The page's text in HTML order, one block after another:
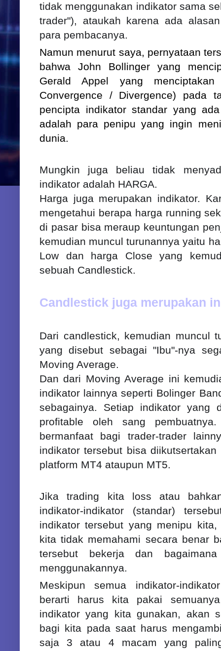
tidak menggunakan indikator sama
trader"), ataukah karena ada
para pembacanya.
Namun menurut saya, pernyataan
bahwa John Bollinger yang
Gerald Appel yang
Convergence / Divergence) pada
pencipta indikator standar yang
adalah para penipu yang ingin
dunia.
Mungkin juga beliau tidak
indikator adalah HARGA.
Harga juga merupakan indikator.
mengetahui berapa harga running
di pasar bisa meraup keuntungan
kemudian muncul turunannya yaitu
Low dan harga Close yang
sebuah Candlestick.
Candlestick juga merupakan
Dari candlestick, kemudian muncul
yang disebut sebagai "Ibu"-nya
Moving Average.
Dan dari Moving Average ini
indikator lainnya seperti Bolinger
sebagainya. Setiap indikator yang
profitable oleh sang
bermanfaat bagi trader-trader
indikator tersebut bisa
platform MT4 ataupun MT5.
Jika trading kita loss atau
indikator-indikator (standar)
indikator tersebut yang menipu
kita tidak memahami secara benar
tersebut bekerja dan
menggunakannya.
Meskipun semua indikator-
berarti harus kita pakai
indikator yang kita gunakan, akan
bagi kita pada saat harus
saja 3 atau 4 macam yang